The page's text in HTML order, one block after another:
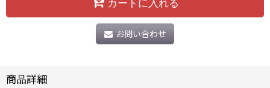
お問い合わせ
商品詳細